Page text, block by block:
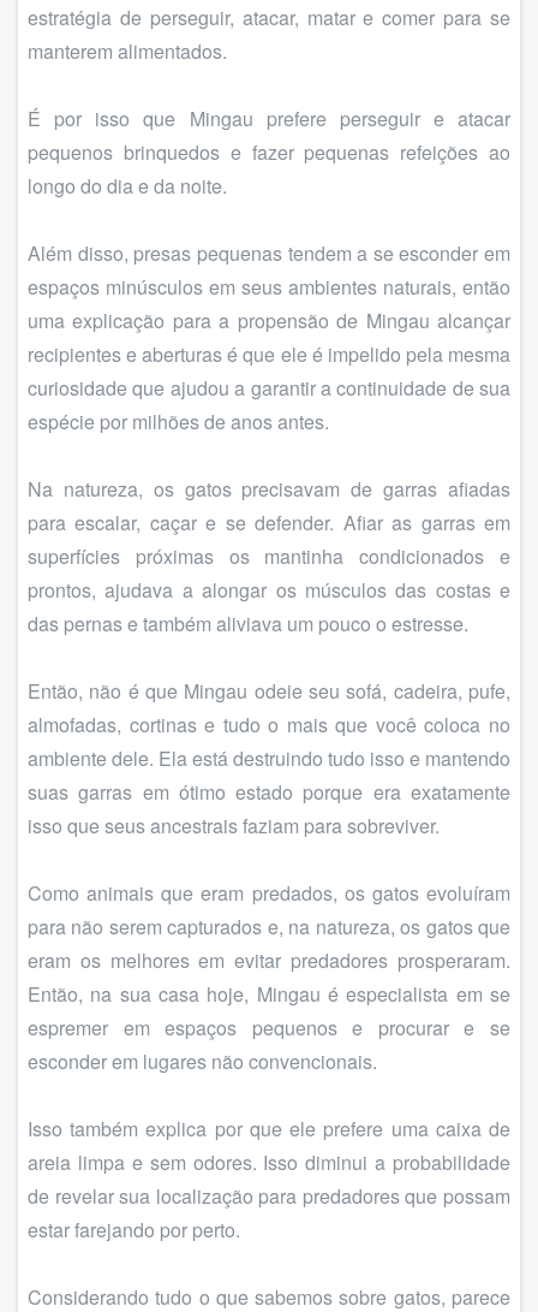
estratégia de perseguir, atacar, matar e comer para se
manterem alimentados.
É por isso que Mingau prefere perseguir e atacar
pequenos brinquedos e fazer pequenas refeições ao
longo do dia e da noite.
Além disso, presas pequenas tendem a se esconder em
espaços minúsculos em seus ambientes naturais, então
uma explicação para a propensão de Mingau alcançar
recipientes e aberturas é que ele é impelido pela mesma
curiosidade que ajudou a garantir a continuidade de sua
espécie por milhões de anos antes.
Na natureza, os gatos precisavam de garras afiadas
para escalar, caçar e se defender. Afiar as garras em
superfícies próximas os mantinha condicionados e
prontos, ajudava a alongar os músculos das costas e
das pernas e também aliviava um pouco o estresse.
Então, não é que Mingau odeie seu sofá, cadeira, pufe,
almofadas, cortinas e tudo o mais que você coloca no
ambiente dele. Ela está destruindo tudo isso e mantendo
suas garras em ótimo estado porque era exatamente
isso que seus ancestrais faziam para sobreviver.
Como animais que eram predados, os gatos evoluíram
para não serem capturados e, na natureza, os gatos que
eram os melhores em evitar predadores prosperaram.
Então, na sua casa hoje, Mingau é especialista em se
espremer em espaços pequenos e procurar e se
esconder em lugares não convencionais.
Isso também explica por que ele prefere uma caixa de
areia limpa e sem odores. Isso diminui a probabilidade
de revelar sua localização para predadores que possam
estar farejando por perto.
Considerando tudo o que sabemos sobre gatos, parece